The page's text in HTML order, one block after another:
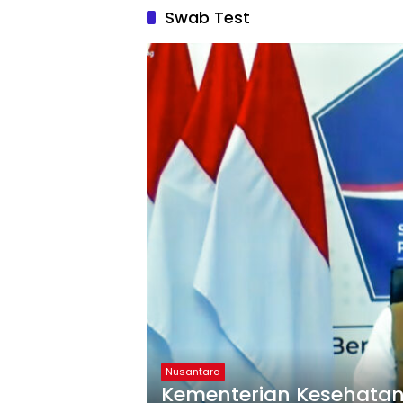
Swab Test
Nusantara
Kementerian